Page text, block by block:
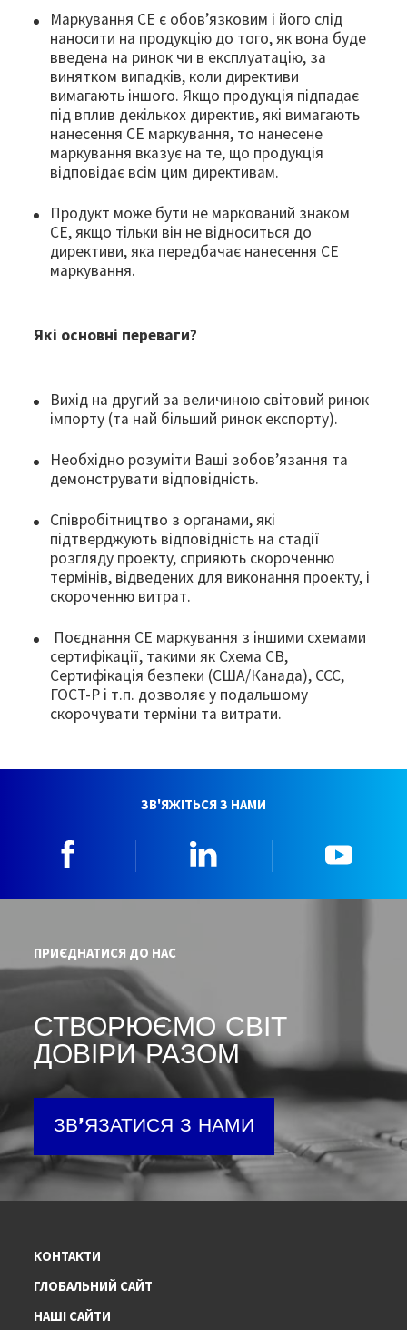
Маркування СЕ є обов’язковим і його слід
наносити на продукцію до того, як вона буде
введена на ринок чи в експлуатацію, за
винятком випадків, коли директиви
вимагають іншого. Якщо продукція підпадає
під вплив декількох директив, які вимагають
нанесення СЕ маркування, то нанесене
маркування вказує на те, що продукція
відповідає всім цим директивам.
Продукт може бути не маркований знаком
СЕ, якщо тільки він не відноситься до
директиви, яка передбачає нанесення СЕ
маркування.
Які основні переваги?
Вихід на другий за величиною світовий ринок
імпорту (та най більший ринок експорту).
Необхідно розуміти Ваші зобов’язання та
демонструвати відповідність.
Співробітництво з органами, які
підтверджують відповідність на стадії
розгляду проекту, сприяють скороченню
термінів, відведених для виконання проекту, і
скороченню витрат.
Поєднання СЕ маркування з іншими схемами
сертифікації, такими як Схема CB,
Сертифікація безпеки (США/Канада), CCC,
ГОСТ-Р і т.п. дозволяє у подальшому
скорочувати терміни та витрати.
ЗВ'ЯЖІТЬСЯ З НАМИ
ПРИЄДНАТИСЯ ДО НАС
СТВОРЮЄМО СВІТ
ДОВІРИ РАЗОМ
ЗВ'ЯЗАТИСЯ З НАМИ
КОНТАКТИ
ГЛОБАЛЬНИЙ САЙТ
НАШІ САЙТИ